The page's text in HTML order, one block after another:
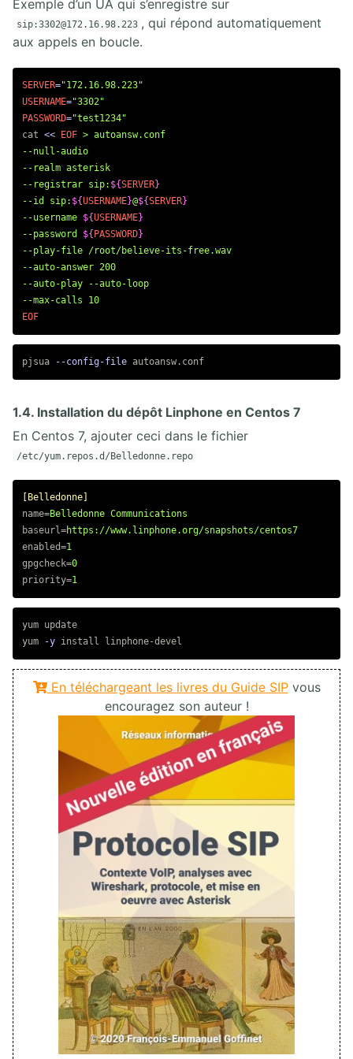
12. RFCs SIP
13. Annexes
1. Solution FreePBX
2. Asterisk Core PABX
3. Asterisk Base
5. Asterisk Avancé
Exemple d’un UA qui s’enregistre sur
sip:3302@172.16.98.223 , qui répond automatiquement
aux appels en boucle.
SERVER="172.16.98.223"
USERNAME="3302"
PASSWORD="test1234"
cat << EOF > autoansw.conf
--null-audio
--realm asterisk
--registrar sip: ${SERVER}
--id sip: ${USERNAME}@${SERVER}
--username ${USERNAME}
--password ${PASSWORD}
--play-file /root/believe-its-free.wav
--auto-answer 200
--auto-play --auto-loop
pjsua --config-file
1.4. Installation du dépôt Linphone en Centos 7
En Centos 7, ajouter ceci dans le fichier
/etc/yum.repos.d/Belledonne.repo
[Belledonne]
name=Belledonne Communications
baseurl=https://www.linphone.org/snapshots/centos7
enabled=1
gpgcheck=0
priority=1
yum update
yum
-y install
En téléchargeant les livres du Guide SIPvous
encouragez son auteur !